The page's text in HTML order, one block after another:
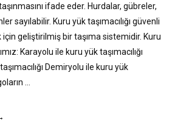
ifade eder. Hurdalar, gübreler,
sayılabilir. Kuru yük taşımacılığı güvenli
için geliştirilmiş bir taşıma sistemidir. Kuru
Karayolu ile kuru yük taşımacılığı
Demiryolu ile kuru yük
…